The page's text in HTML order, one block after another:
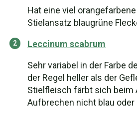
Hat eine viel
Stielansatz blaugrüne
Leccinum scabrum
Sehr variabel in der Farbe
der Regel heller als der
Stielfleisch färbt sich beim
Aufbrechen nicht blau oder